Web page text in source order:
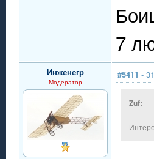
7
Инженегр
Модератор
#5411 -
Zuf: